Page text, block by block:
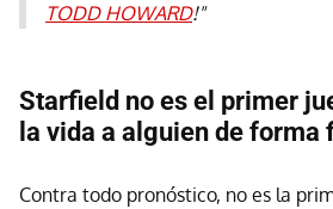
TODD HOWARD!"
Starfield no es el primer
la vida a alguien de forma
Contra todo pronóstico, no es la